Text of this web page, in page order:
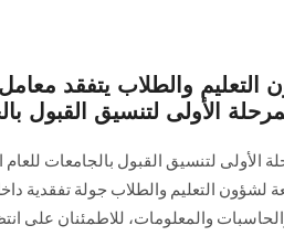
والطلاب يتفقد
الأولى لتنسيق القبول
الأولى لتنسيق القبول بالجامعات
لشؤون التعليم والطلاب جولة تفقدية
والمعلومات، للاطمئنان على